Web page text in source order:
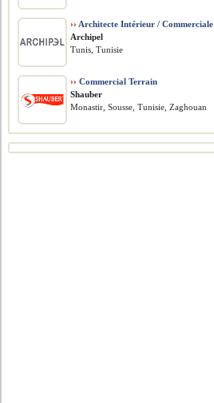
›› Architecte Intérieur / Commerciale
Archipel
Tunis, Tunisie
›› Commercial Terrain
Shauber
Monastir, Sousse, Tunisie, Zaghouan